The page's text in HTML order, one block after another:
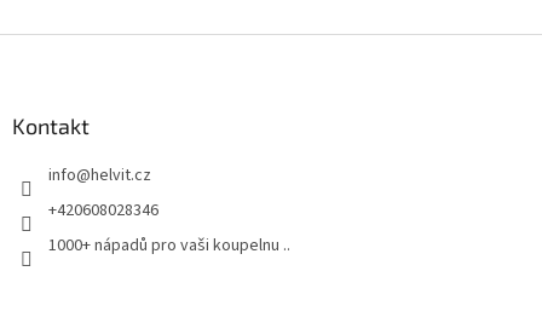
Kontakt
info@helvit.cz
+420608028346
1000+ nápadů pro vaši koupelnu ..